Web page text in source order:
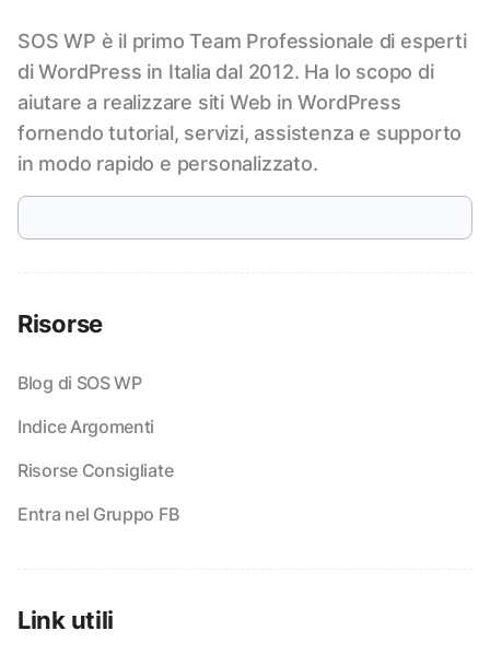
SOS WP è il primo Team Professionale di esperti
di WordPress in Italia dal 2012. Ha lo scopo di
aiutare a realizzare siti Web in WordPress
fornendo tutorial, servizi, assistenza e supporto
in modo rapido e personalizzato.
Risorse
Blog di SOS WP
Indice Argomenti
Risorse Consigliate
Entra nel Gruppo FB
Link utili